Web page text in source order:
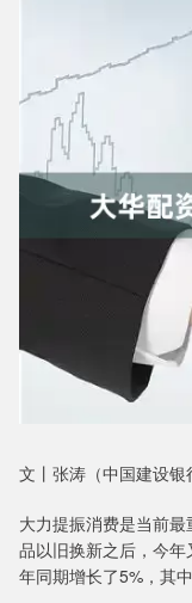
文丨张涛（中国建设银
大力提振消费是当前
品以旧换新之后，今
年同期增长了5%，其